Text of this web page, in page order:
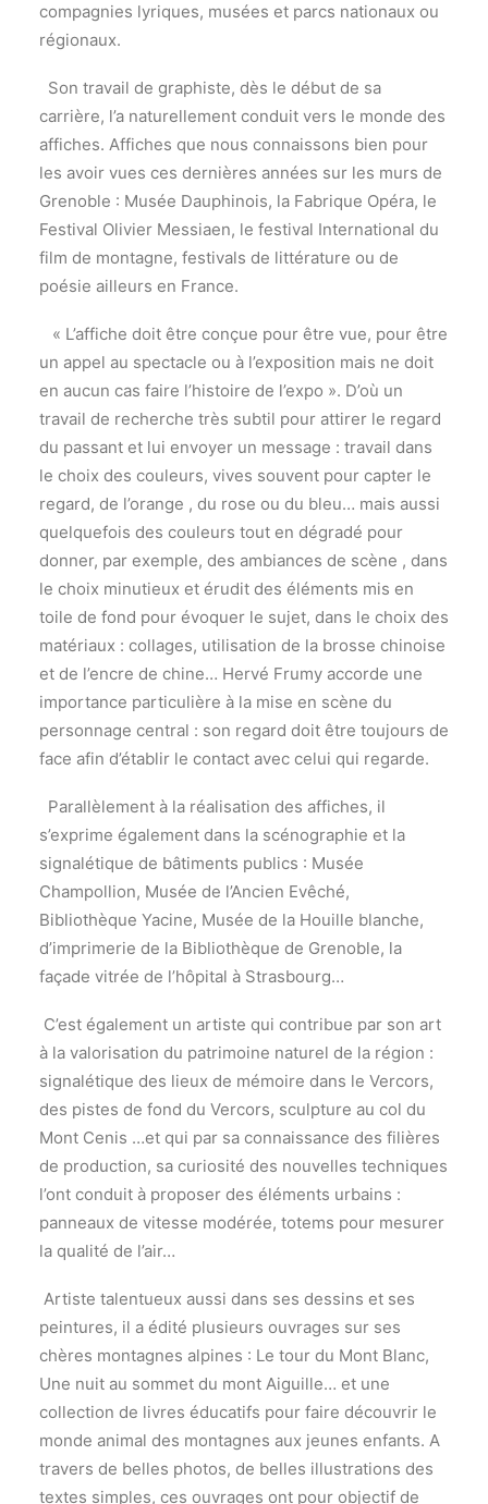
compagnies lyriques, musées et parcs nationaux ou
régionaux.
Son travail de graphiste, dès le début de sa
carrière, l’a naturellement conduit vers le monde des
affiches. Affiches que nous connaissons bien pour
les avoir vues ces dernières années sur les murs de
Grenoble : Musée Dauphinois, la Fabrique Opéra, le
Festival Olivier Messiaen, le festival International du
film de montagne, festivals de littérature ou de
poésie ailleurs en France.
« L’affiche doit être conçue pour être vue, pour être
un appel au spectacle ou à l’exposition mais ne doit
en aucun cas faire l’histoire de l’expo ». D’où un
travail de recherche très subtil pour attirer le regard
du passant et lui envoyer un message : travail dans
le choix des couleurs, vives souvent pour capter le
regard, de l’orange , du rose ou du bleu… mais aussi
quelquefois des couleurs tout en dégradé pour
donner, par exemple, des ambiances de scène , dans
le choix minutieux et érudit des éléments mis en
toile de fond pour évoquer le sujet, dans le choix des
matériaux : collages, utilisation de la brosse chinoise
et de l’encre de chine… Hervé Frumy accorde une
importance particulière à la mise en scène du
personnage central : son regard doit être toujours de
face afin d’établir le contact avec celui qui regarde.
Parallèlement à la réalisation des affiches, il
s’exprime également dans la scénographie et la
signalétique de bâtiments publics : Musée
Champollion, Musée de l’Ancien Evêché,
Bibliothèque Yacine, Musée de la Houille blanche,
d’imprimerie de la Bibliothèque de Grenoble, la
façade vitrée de l’hôpital à Strasbourg…
C’est également un artiste qui contribue par son art
à la valorisation du patrimoine naturel de la région :
signalétique des lieux de mémoire dans le Vercors,
des pistes de fond du Vercors, sculpture au col du
Mont Cenis …et qui par sa connaissance des filières
de production, sa curiosité des nouvelles techniques
l’ont conduit à proposer des éléments urbains :
panneaux de vitesse modérée, totems pour mesurer
la qualité de l’air…
Artiste talentueux aussi dans ses dessins et ses
peintures, il a édité plusieurs ouvrages sur ses
chères montagnes alpines : Le tour du Mont Blanc,
Une nuit au sommet du mont Aiguille… et une
collection de livres éducatifs pour faire découvrir le
monde animal des montagnes aux jeunes enfants. A
travers de belles photos, de belles illustrations des
textes simples, ces ouvrages ont pour objectif de